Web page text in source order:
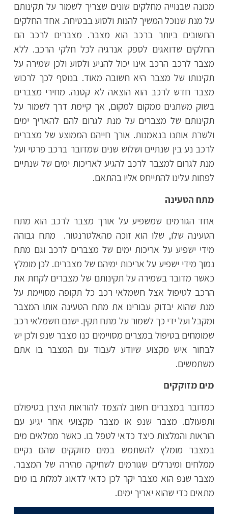
מכונה שבנוייה מחלקים שונים שצריך לשמור על תקינותם
על מנת שנוכל המשיך להנות ולסוע בבטיחה. אחד החלקים
החשובים ביותר ברכב הוא מצבר. מצברים לרכב הם
החלקים שדואגים לספק אנרגיה לכל חלקי הרכב. ללא
מצבר לרכב הרכב אינו יכול להניע ולסוע ולכן שמירה על
תקינותו של מצבר היא חשובה מאוד. בנוסף לכך לרכוש
מצבר חדש לרכב הוא הוצאה לא קטנה. מחירי מצברים
בשוק משתנים ממקום למקום, אך קיימת דרך לשמור על
תקינותם של מצברים על מנת לגרום להם להאריך ימים
ולשרת אותנו בנאמנות. אורך חייהם הממוצע של מצברים
לרכב נע בין שנתיים ושלוש שנים שמדובר ברכב פרטי ועל
מנת לגרום למצבר לרכב להגיע לאריכות ימים של שנתיים
לפחות עלינו להתייחס אליו בהתאם.
מתח הטעינה
אחד הגורמים שמשפיע על אורך מצבר לרכב הוא מתח
הטעינה שלו, שלו הוא זוכה מהאלטרנטור. מתח גבוהה
מידי ישפיע על אריכות ימים של מצברים לרכב וגם מתח
נמוך מידי ישפיע על אריכות ימיהם של מצברים. לכן מומלץ
כאשר מדובר בשמירה על תקינותם של מצברים לקחת את
הרכב לטיפול אצל חשמלאי רכב כל תקופה מסויימת על
מנת שהוא יבדוק עבורינו את מתח הטעינה אותו המצבר
ומקבל ועל ידי כך לשמור על מתח תקין. ישנם חשמלאי רכב
שמומחים בטיפול במצרים מסויימים כנו מצבר שנפ ולכן יש
לבחור איש מקצוע שיודע לעבוד עם המצבר בו אתם
משתמשים.
מים מזוקקים
כמדובר במצברים חשוב להצמד להוראות היצרן בטיפולם
ותפעולם. מצבר שנפ או מצבר מקצועי אחר יגיע עם
הוראות והמלצות כיצד כדאי לטפל בו. כאשר ממלאים מים
במצבר מומלץ להשתמש במים מזוקקים שהם נקיים
ממלחים ומינרלים שגורמים לשחיקה מהירה של המצבר.
מצבר שנפ הוא מצבר יקר לכן כדאי לדאוג למלות בו מים
מתאים כדי שהוא יאריך ימים.